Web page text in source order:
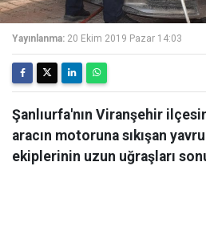
Yayınlanma: 20 Ekim 2019 Pazar 14:03
Şanlıurfa'nın Viranşehir
aracın motoruna sıkışan
ekiplerinin uzun uğraşları